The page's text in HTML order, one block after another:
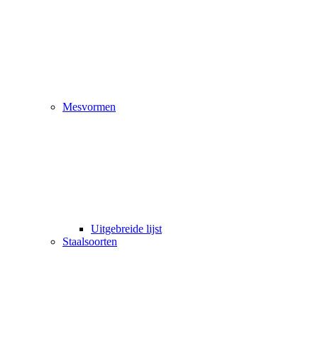
Mesvormen
Uitgebreide lijst
Staalsoorten